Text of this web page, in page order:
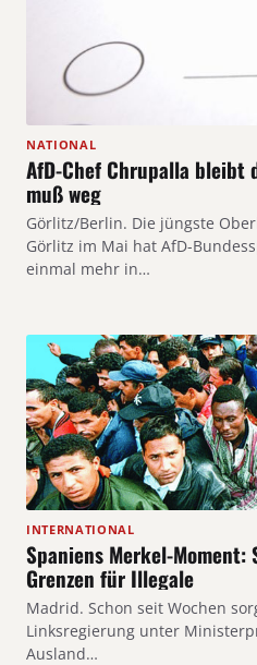
NATIONAL
AfD-Chef Chrupalla bleibt
muß weg
Görlitz/Berlin. Die jüngste
Görlitz im Mai hat AfD-
einmal mehr in…
INTERNATIONAL
Spaniens Merkel-
Grenzen für Illegale
Madrid. Schon seit Wochen
Linksregierung unter
Ausland…